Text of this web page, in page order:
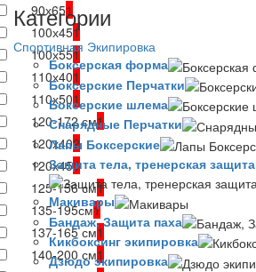
90х651
100х451
100х551
110х401
110х501
120-172 см1
120х402
120х451
125-156 см1
135-195см1
137-165 см1
140-200 см1
Категории
Спортивная Экипировка
Боксерская форма
Боксерские Перчатки
Боксерские шлема
Снарядные Перчатки
Лапы Боксерские
Защита тела, тренерская защита
Макивары
Бандаж, Защита паха
Кикбоксинг экипировка
Дзюдо экипировка